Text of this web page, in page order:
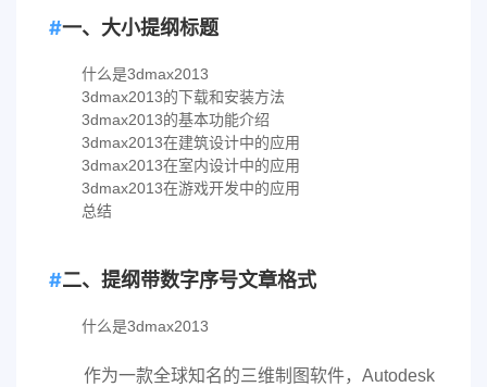
一、大小提纲标题
什么是3dmax2013
3dmax2013的下载和安装方法
3dmax2013的基本功能介绍
3dmax2013在建筑设计中的应用
3dmax2013在室内设计中的应用
3dmax2013在游戏开发中的应用
总结
二、提纲带数字序号文章格式
什么是3dmax2013
作为一款全球知名的三维制图软件，Autodesk